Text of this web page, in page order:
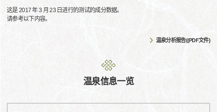
这是 2017 年 3 月 23 日进行的测试的成分数据。
请参考以下内容。
温泉分析报告((PDF文件)
温泉信息一览